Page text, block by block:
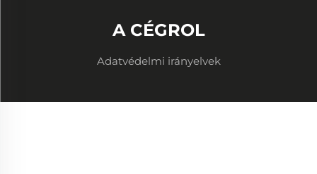
A CÉGROL
Adatvédelmi irányelvek